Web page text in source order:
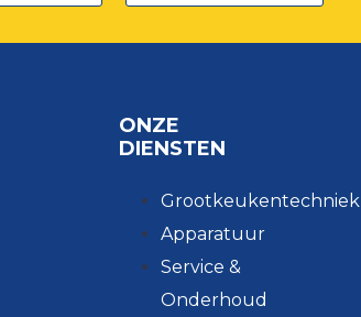
ONZE
DIENSTEN
Grootkeukentechniek
Apparatuur
Service &
Onderhoud